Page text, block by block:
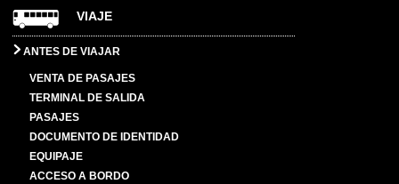
VIAJE
ANTES DE VIAJAR
VENTA DE PASAJES
TERMINAL DE SALIDA
PASAJES
DOCUMENTO DE IDENTIDAD
EQUIPAJE
ACCESO A BORDO